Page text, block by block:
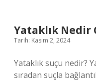
Yataklık Nedir
Tarih: Kasım 2, 2024
Yataklık suçu nedir?
sıradan suçla